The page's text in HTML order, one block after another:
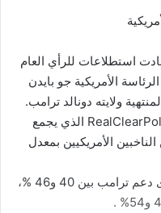
استطلاعات للرأي العام
الأمريكية جو بايدن
ولايته دونالد ترامب.
وتقدر الاستطلاعات، حسب موقع RealClearPolitics الذي يجمع
الأمريكيين بمعدل
وتتراوح تقييمات الاستطلاعات لمستوى دعم ترامب بين 40 و46 %،